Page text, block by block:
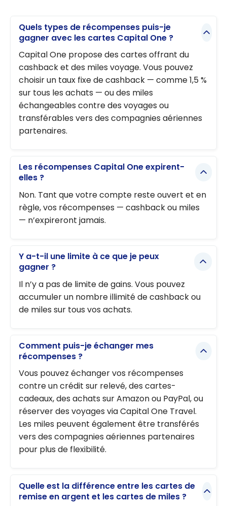
Quels types de récompenses puis-je
gagner avec les cartes Capital One ?
Capital One propose des cartes offrant du
cashback et des miles voyage. Vous pouvez
choisir un taux fixe de cashback — comme 1,5 %
sur tous les achats — ou des miles
échangeables contre des voyages ou
transférables vers des compagnies aériennes
partenaires.
Les récompenses Capital One expirent-
elles ?
Non. Tant que votre compte reste ouvert et en
règle, vos récompenses — cashback ou miles
— n’expireront jamais.
Y a-t-il une limite à ce que je peux
gagner ?
Il n’y a pas de limite de gains. Vous pouvez
accumuler un nombre illimité de cashback ou
de miles sur tous vos achats.
Comment puis-je échanger mes
récompenses ?
Vous pouvez échanger vos récompenses
contre un crédit sur relevé, des cartes-
cadeaux, des achats sur Amazon ou PayPal, ou
réserver des voyages via Capital One Travel.
Les miles peuvent également être transférés
vers des compagnies aériennes partenaires
pour plus de flexibilité.
Quelle est la différence entre les cartes de
remise en argent et les cartes de miles ?